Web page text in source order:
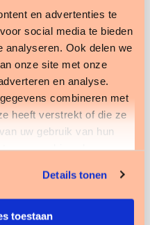
en advertenties te
social media te bieden
analyseren. Ook delen we
onze site met onze
en analyse.
combineren met
heeft verstrekt of die ze
uw gebruik van hun
onze cookies als u onze
Details tonen
toestaan
naast een
vooral om een
gehele organisatie
In het ECD zien we
en communicatie.
over de voortgang;
open en deel’. Daar